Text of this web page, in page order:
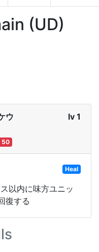
(UD)
ウ
50
lv 1
Heal
以内に味方ユニッ
復する